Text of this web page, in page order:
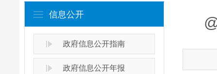
信息公开
政府信息公开指南
政府信息公开年报